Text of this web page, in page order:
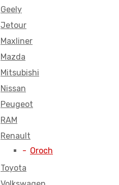
Geely
Jetour
Maxliner
Mazda
Mitsubishi
Nissan
Peugeot
RAM
Renault
Oroch
Toyota